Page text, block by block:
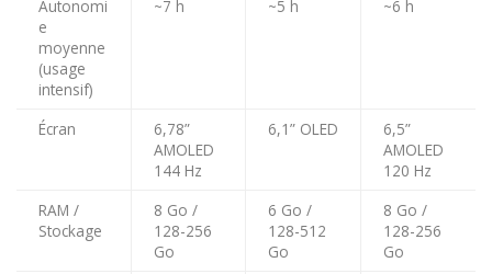
Autonomi
e
moyenne
(usage
intensif)
~7 h ~5 h ~6 h
Écran
6,78”
AMOLED
144 Hz
6,1” OLED
6,5”
AMOLED
120 Hz
RAM /
Stockage
8 Go /
128-256
Go
6 Go /
128-512
Go
8 Go /
128-256
Go